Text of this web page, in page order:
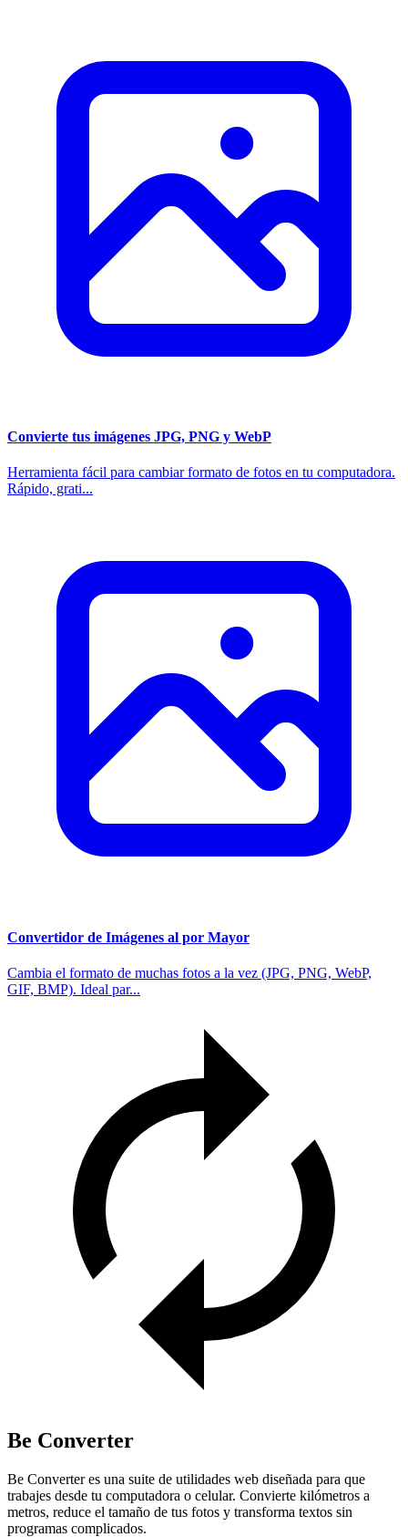
Convierte tus imágenes JPG, PNG y WebP
Herramienta fácil para cambiar formato de fotos en tu computadora.
Rápido, grati...
Convertidor de Imágenes al por Mayor
Cambia el formato de muchas fotos a la vez (JPG, PNG, WebP,
GIF, BMP). Ideal par...
Be Converter
Be Converter es una suite de utilidades web diseñada para que
trabajes desde tu computadora o celular. Convierte kilómetros a
metros, reduce el tamaño de tus fotos y transforma textos sin
programas complicados.